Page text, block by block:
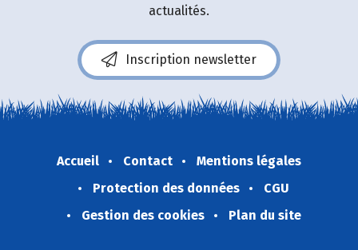
actualités.
Inscription newsletter
Accueil Contact
Mentions légales
Protection des données
CGU
Gestion des cookies
Plan du site